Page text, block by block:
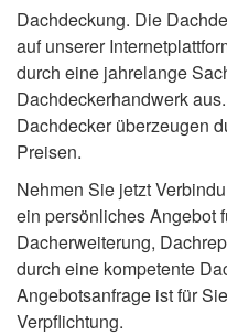
Dachdeckung. Die
auf unserer
durch eine jahrelange
Dachdeckerhandwerk
Dachdecker überzeugen
Preisen.
Nehmen Sie jetzt
ein persönliches Angebot
Dacherweiterung,
durch eine kompetente
Angebotsanfrage ist für
Verpflichtung.